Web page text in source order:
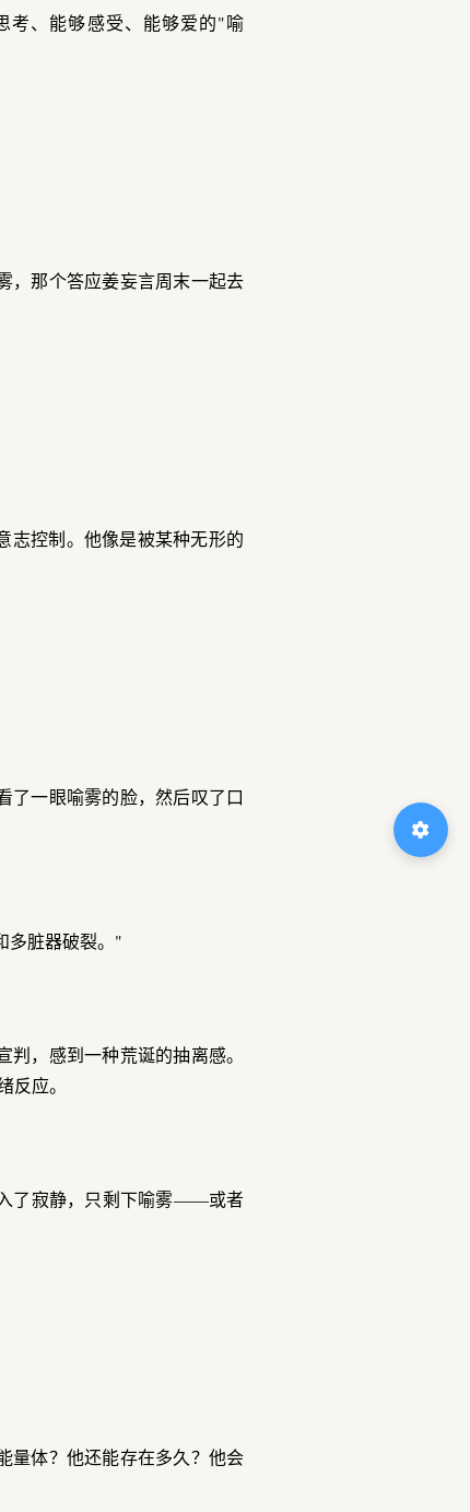
考、能够感受、能够爱的"喻
，那个答应姜妄言周末一起去
志控制。他像是被某种无形的
了一眼喻雾的脸，然后叹了口
多脏器破裂。"
，感到一种荒诞的抽离感。
应。
了寂静，只剩下喻雾——或者
量体？他还能存在多久？他会